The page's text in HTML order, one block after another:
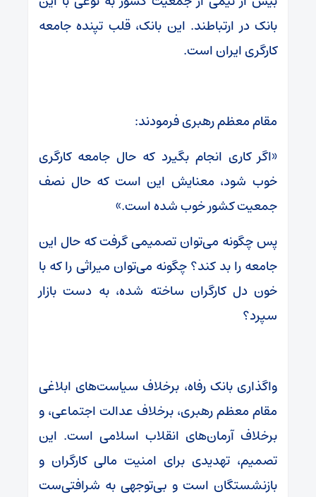
بانک در ارتباطند. این بانک، قلب تپنده جامعه
کارگری ایران است.
مقام معظم رهبری فرمودند:
«اگر کاری انجام بگیرد که حال جامعه کارگری
خوب شود، معنایش این است که حال نصف
جمعیت کشور خوب شده است.»
پس چگونه می‌توان تصمیمی گرفت که حال این
جامعه را بد کند؟ چگونه می‌توان میراثی را که با
خون دل کارگران ساخته شده، به دست بازار
سپرد؟
واگذاری بانک رفاه، برخلاف سیاست‌های ابلاغی
مقام معظم رهبری، برخلاف عدالت اجتماعی، و
برخلاف آرمان‌های انقلاب اسلامی است. این
تصمیم، تهدیدی برای امنیت مالی کارگران و
بازنشستگان است و بی‌توجهی به شرافتی‌ست